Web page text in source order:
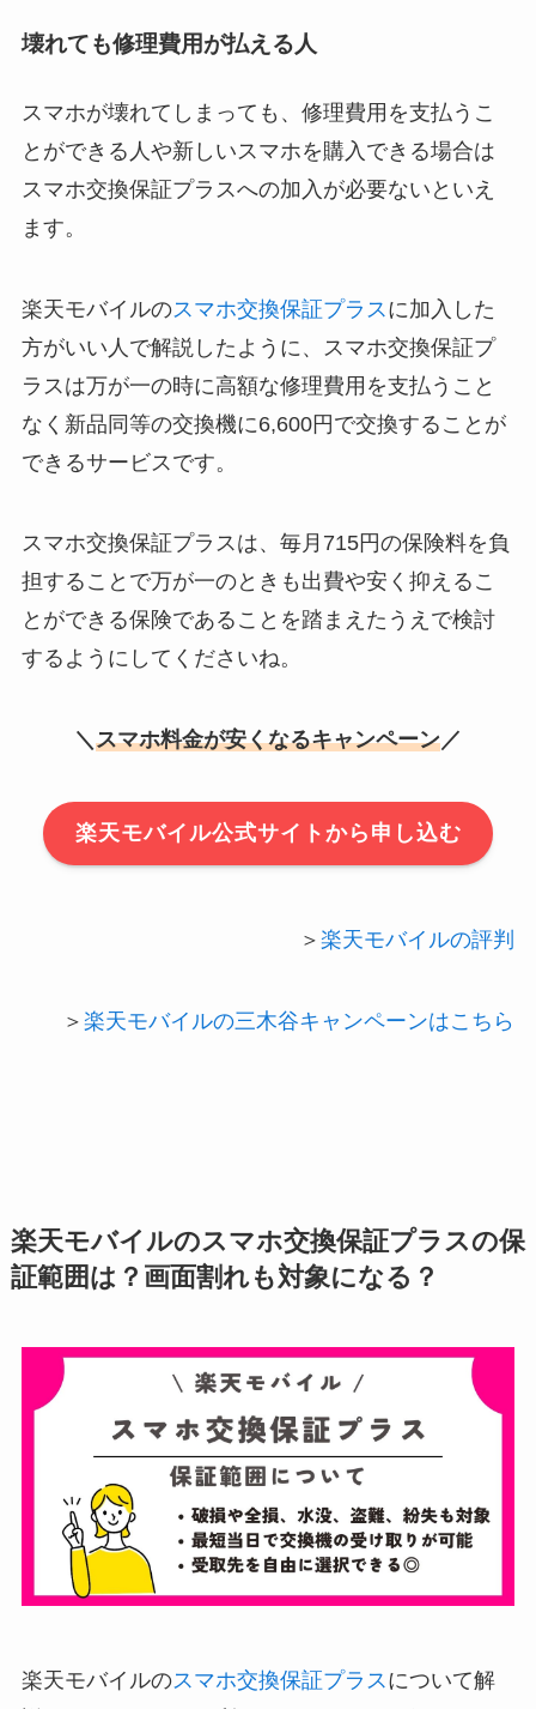
壊れても修理費用が払える人
スマホが壊れてしまっても、修理費用を支払うこ
とができる人や新しいスマホを購入できる場合は
スマホ交換保証プラスへの加入が必要ないといえ
ます。
楽天モバイルのスマホ交換保証プラス に加入した
方がいい人で解説したように、スマホ交換保証プ
ラスは万が一の時に高額な修理費用を支払うこと
なく新品同等の交換機に6,600円で交換することが
できるサービスです。
スマホ交換保証プラスは、毎月715円の保険料を負
担することで万が一のときも出費や安く抑えるこ
とができる保険であることを踏まえたうえで検討
するようにしてくださいね。
＼スマホ料金が安くなるキャンペーン／
楽天モバイル公式サイトから申し込む
＞楽天モバイルの評判
＞楽天モバイルの三木谷キャンペーンはこちら
楽天モバイルのスマホ交換保証プラスの保
証範囲は？画面割れも対象になる？
楽天モバイルのスマホ交換保証プラスについて解